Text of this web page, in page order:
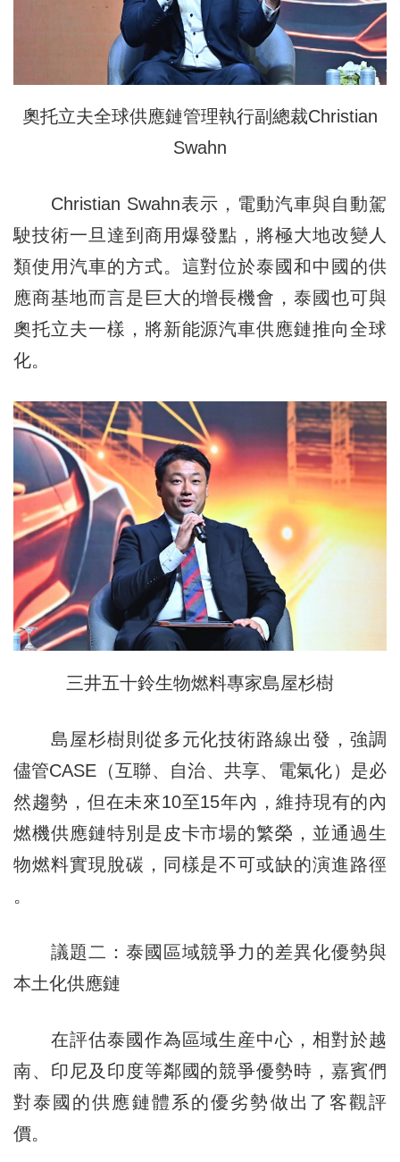
奧托立夫全球供應鏈管理執行副總裁Christian
Swahn
Christian Swahn表示，電動汽車與自動駕
駛技術一旦達到商用爆發點，將極大地改變人
類使用汽車的方式。這對位於泰國和中國的供
應商基地而言是巨大的增長機會，泰國也可與
奧托立夫一樣，將新能源汽車供應鏈推向全球
化。
三井五十鈴生物燃料專家島屋杉樹
島屋杉樹則從多元化技術路線出發，強調
儘管CASE（互聯、自治、共享、電氣化）是必
然趨勢，但在未來10至15年內，維持現有的內
燃機供應鏈特別是皮卡市場的繁榮，並通過生
物燃料實現脫碳，同樣是不可或缺的演進路徑
。
議題二：泰國區域競爭力的差異化優勢與
本土化供應鏈
在評估泰國作為區域生産中心，相對於越
南、印尼及印度等鄰國的競爭優勢時，嘉賓們
對泰國的供應鏈體系的優劣勢做出了客觀評
價。